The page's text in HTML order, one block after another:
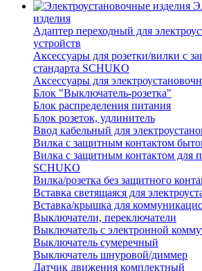
изделия
Адаптер переходный для
устройств
Аксессуары для розетки/вилки с
стандарта SCHUKO
Аксессуары для
Блок "Выключатель-розетка"
Блок распределения питания
Блок розеток, удлинитель
Ввод кабельный для
Вилка с защитным контактом
Вилка с защитным контактом для
SCHUKO
Вилка/розетка без защитного
Вставка светящаяся для
Вставка/крышка для
Выключатели, переключатели
Выключатель с электронной
Выключатель сумеречный
Выключатель шнуровой/диммер
Датчик движения комплектный